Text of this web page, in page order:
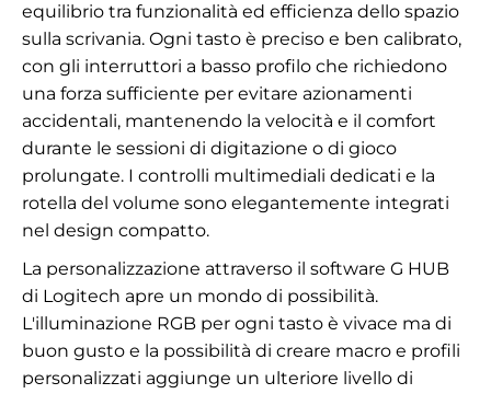
equilibrio tra funzionalità ed efficienza dello spazio
sulla scrivania. Ogni tasto è preciso e ben calibrato,
con gli interruttori a basso profilo che richiedono
una forza sufficiente per evitare azionamenti
accidentali, mantenendo la velocità e il comfort
durante le sessioni di digitazione o di gioco
prolungate. I controlli multimediali dedicati e la
rotella del volume sono elegantemente integrati
nel design compatto.
La personalizzazione attraverso il software G HUB
di Logitech apre un mondo di possibilità.
L'illuminazione RGB per ogni tasto è vivace ma di
buon gusto e la possibilità di creare macro e profili
personalizzati aggiunge un ulteriore livello di